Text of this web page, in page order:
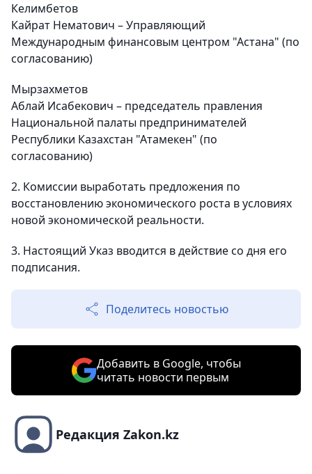
Келимбетов
Кайрат Нематович – Управляющий
Международным финансовым центром "Астана" (по
согласованию)
Мырзахметов
Аблай Исабекович – председатель правления
Национальной палаты предпринимателей
Республики Казахстан "Атамекен" (по
согласованию)
2. Комиссии выработать предложения по
восстановлению экономического роста в условиях
новой экономической реальности.
3. Настоящий Указ вводится в действие со дня его
подписания.
Поделитесь новостью
Добавить в Google, чтобы
читать новости первым
Редакция Zakon.kz